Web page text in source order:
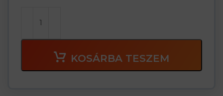
KOSÁRBA TESZEM